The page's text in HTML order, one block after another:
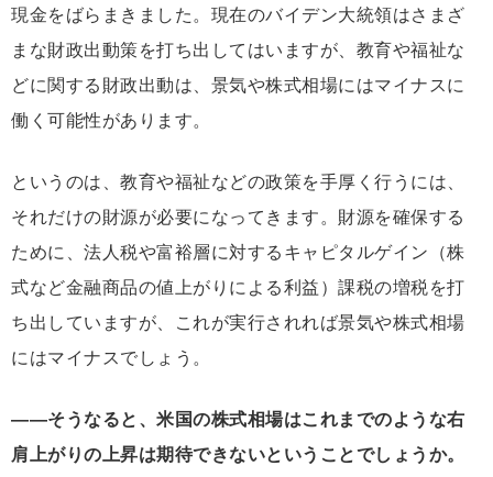
現金をばらまきました。現在のバイデン大統領はさまざ
まな財政出動策を打ち出してはいますが、教育や福祉な
どに関する財政出動は、景気や株式相場にはマイナスに
働く可能性があります。
というのは、教育や福祉などの政策を手厚く行うには、
それだけの財源が必要になってきます。財源を確保する
ために、法人税や富裕層に対するキャピタルゲイン（株
式など金融商品の値上がりによる利益）課税の増税を打
ち出していますが、これが実行されれば景気や株式相場
にはマイナスでしょう。
――そうなると、米国の株式相場はこれまでのような右
肩上がりの上昇は期待できないということでしょうか。